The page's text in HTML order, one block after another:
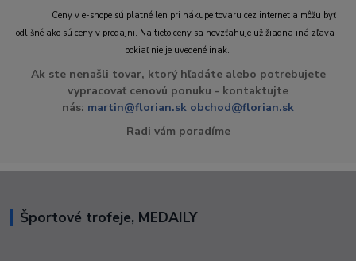
Ceny v e-shope sú platné len pri nákupe tovaru cez internet a môžu byť
odlišné ako sú ceny v predajni. Na tieto ceny sa nevzťahuje už žiadna iná zľava -
pokiaľ nie je uvedené inak.
Ak ste nenašli tovar, ktorý hľadáte alebo potrebujete
vypracovať cenovú ponuku - kontaktujte
nás: martin@florian.sk obchod@florian.sk
Radi vám poradíme
Športové trofeje, MEDAILY